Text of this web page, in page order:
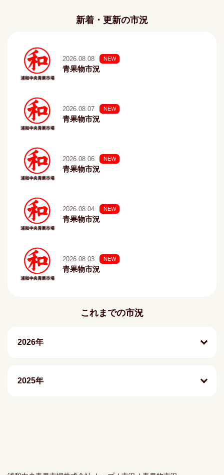
新着・更新の市況
2026.08.08 NEW
青果物市況
2026.08.07 NEW
青果物市況
2026.08.06 NEW
青果物市況
2026.08.04 NEW
青果物市況
2026.08.03 NEW
青果物市況
これまでの市況
2026年
2025年